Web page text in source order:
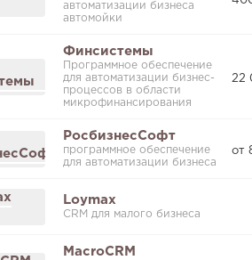
автоматизации бизнеса
автомойки
Финсистемы
Программное обеспечение
для автоматизации бизнес-
процессов в области
микрофинансирования
22
РосбизнесСофт
программное обеспечение
для автоматизации бизнеса
от
Loymax
CRM для малого бизнеса
MacroCRM